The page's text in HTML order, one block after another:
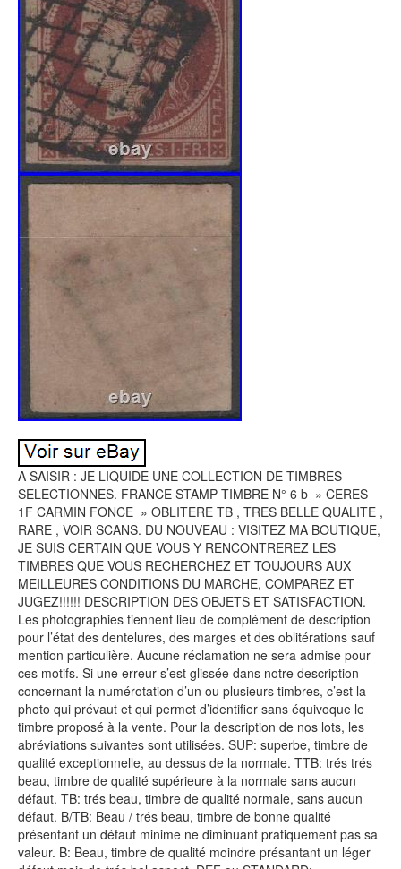
A SAISIR : JE LIQUIDE UNE COLLECTION DE TIMBRES
SELECTIONNES. FRANCE STAMP TIMBRE N° 6 b » CERES
1F CARMIN FONCE » OBLITERE TB , TRES BELLE QUALITE ,
RARE , VOIR SCANS. DU NOUVEAU : VISITEZ MA BOUTIQUE,
JE SUIS CERTAIN QUE VOUS Y RENCONTREREZ LES
TIMBRES QUE VOUS RECHERCHEZ ET TOUJOURS AUX
MEILLEURES CONDITIONS DU MARCHE, COMPAREZ ET
JUGEZ!!!!!! DESCRIPTION DES OBJETS ET SATISFACTION.
Les photographies tiennent lieu de complément de description
pour l’état des dentelures, des marges et des oblitérations sauf
mention particulière. Aucune réclamation ne sera admise pour
ces motifs. Si une erreur s’est glissée dans notre description
concernant la numérotation d’un ou plusieurs timbres, c’est la
photo qui prévaut et qui permet d’identifier sans équivoque le
timbre proposé à la vente. Pour la description de nos lots, les
abréviations suivantes sont utilisées. SUP: superbe, timbre de
qualité exceptionnelle, au dessus de la normale. TTB: trés trés
beau, timbre de qualité supérieure à la normale sans aucun
défaut. TB: trés beau, timbre de qualité normale, sans aucun
défaut. B/TB: Beau / trés beau, timbre de bonne qualité
présentant un défaut minime ne diminuant pratiquement pas sa
valeur. B: Beau, timbre de qualité moindre présantant un léger